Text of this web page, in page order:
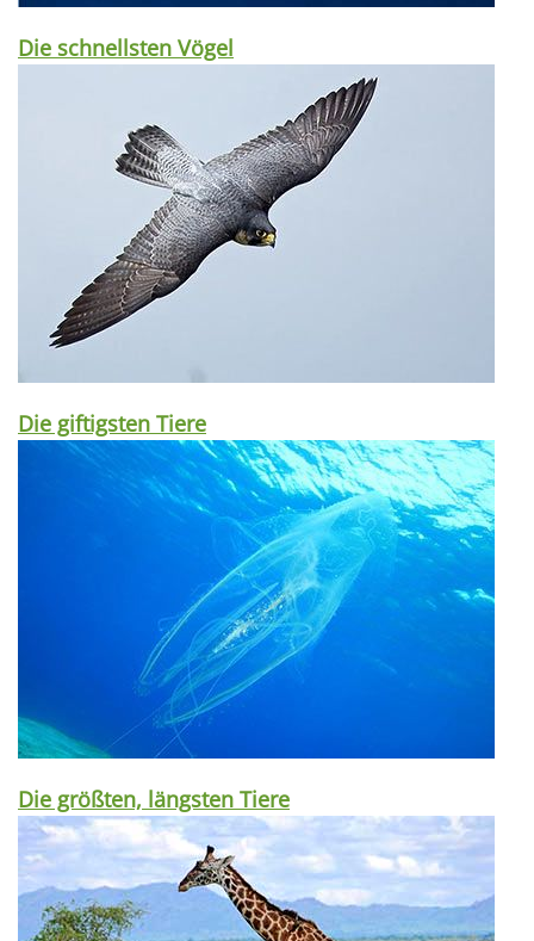
Die schnellsten Vögel
Die giftigsten Tiere
Die größten, längsten Tiere